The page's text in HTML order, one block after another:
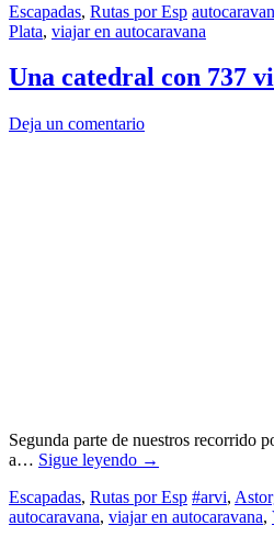
Escapadas, Rutas por Esp
Plata, viajar en autocaravana
Una catedral con 737
Deja un comentario
Segunda parte de nuestros recorrido
a… Sigue leyendo →
Escapadas, Rutas por Esp #arvi,
autocaravana, viajar en autocaravana,